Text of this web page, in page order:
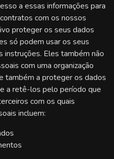
a essas informações para
com os nossos
proteger os seus dados
só podem usar os seus
instruções. Eles também não
com uma organização
também a proteger os dados
a retê-los pelo período que
com os quais
incluem: